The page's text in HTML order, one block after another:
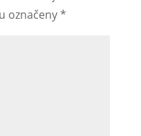
označeny*